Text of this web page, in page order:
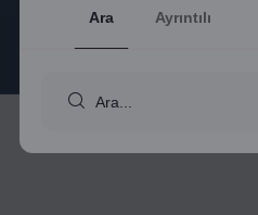
Ara Ayrıntılı